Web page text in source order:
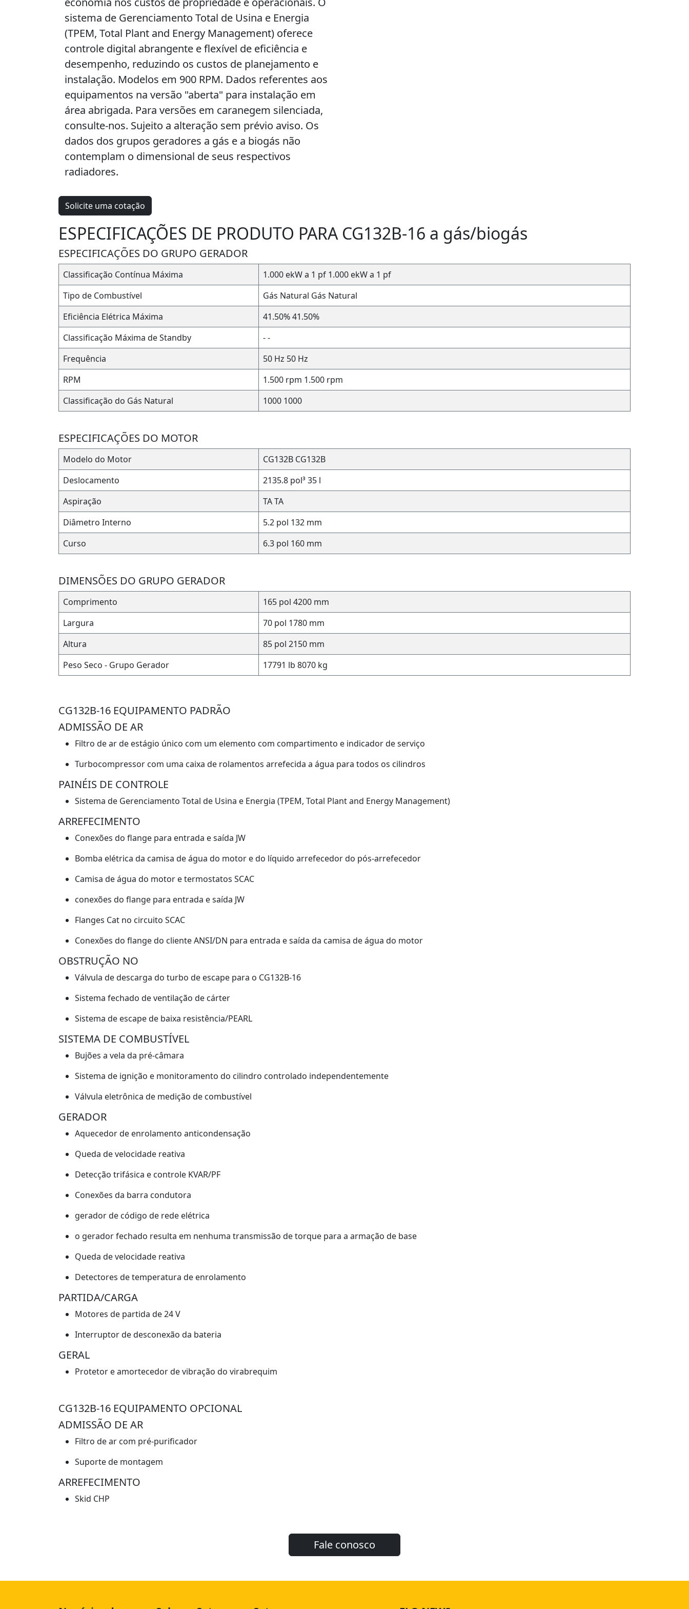
sistema de Gerenciamento Total de Usina e Energia
(TPEM, Total Plant and Energy Management) oferece
controle digital abrangente e flexível de eficiência e
desempenho, reduzindo os custos de planejamento e
instalação. Modelos em 900 RPM. Dados referentes aos
equipamentos na versão "aberta" para instalação em
área abrigada. Para versões em caranegem silenciada,
consulte-nos. Sujeito a alteração sem prévio aviso. Os
dados dos grupos geradores a gás e a biogás não
contemplam o dimensional de seus respectivos
radiadores.
Solicite uma cotação
ESPECIFICAÇÕES DE PRODUTO PARA CG132B-16 a gás/biogás
ESPECIFICAÇÕES DO GRUPO GERADOR
Classificação Contínua Máxima 1.000 ekW a 1 pf 1.000 ekW a 1 pf
Tipo de Combustível
Gás Natural Gás Natural
Eficiência Elétrica Máxima
41.50%41.50%
Classificação Máxima de Standby
--
Frequência
50 Hz 50 Hz
RPM
1.500 rpm 1.500 rpm
Classificação do Gás Natural
1000 1000
ESPECIFICAÇÕES DO MOTOR
Modelo do Motor CG132B CG132B
Deslocamento
2135.8 pol³ 35 l
Aspiração
TATA
Diâmetro Interno
5.2 pol 132 mm
Curso
6.3 pol 160 mm
DIMENSÕES DO GRUPO GERADOR
Comprimento 165 pol 4200 mm
Largura
70 pol 1780 mm
Altura
85 pol 2150 mm
Peso Seco - Grupo Gerador
17791 lb 8070 kg
CG132B-16 EQUIPAMENTO PADRÃO
ADMISSÃO DE AR
Filtro de ar de estágio único com um elemento com compartimento e indicador de serviço
Turbocompressor com uma caixa de rolamentos arrefecida a água para todos os cilindros
PAINÉIS DE CONTROLE
Sistema de Gerenciamento Total de Usina e Energia (TPEM, Total Plant and Energy Management)
ARREFECIMENTO
Conexões do flange para entrada e saída JW
Bomba elétrica da camisa de água do motor e do líquido arrefecedor do pós-arrefecedor
Camisa de água do motor e termostatos SCAC
conexões do flange para entrada e saída JW
Flanges Cat no circuito SCAC
Conexões do flange do cliente ANSI/DN para entrada e saída da camisa de água do motor
OBSTRUÇÃO NO
Válvula de descarga do turbo de escape para o CG132B-16
Sistema fechado de ventilação de cárter
Sistema de escape de baixa resistência/PEARL
SISTEMA DE COMBUSTÍVEL
Bujões a vela da pré-câmara
Sistema de ignição e monitoramento do cilindro controlado independentemente
Válvula eletrônica de medição de combustível
GERADOR
Aquecedor de enrolamento anticondensação
Queda de velocidade reativa
Detecção trifásica e controle KVAR/PF
Conexões da barra condutora
gerador de código de rede elétrica
o gerador fechado resulta em nenhuma transmissão de torque para a armação de base
Queda de velocidade reativa
Detectores de temperatura de enrolamento
PARTIDA/CARGA
Motores de partida de 24 V
Interruptor de desconexão da bateria
GERAL
Protetor e amortecedor de vibração do virabrequim
CG132B-16 EQUIPAMENTO OPCIONAL
ADMISSÃO DE AR
Filtro de ar com pré-purificador
Suporte de montagem
ARREFECIMENTO
Skid CHP
Fale conosco